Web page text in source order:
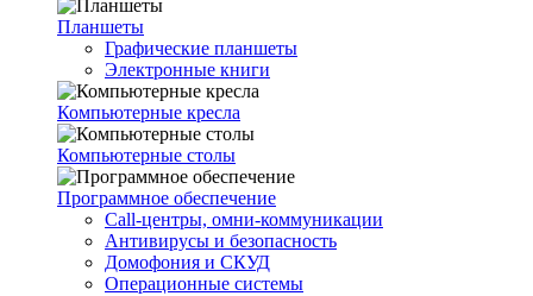
Планшеты
Графические планшеты
Электронные книги
Компьютерные кресла
Компьютерные столы
Программное обеспечение
Call-центры, омни-коммуникации
Антивирусы и безопасность
Домофония и СКУД
Операционные системы